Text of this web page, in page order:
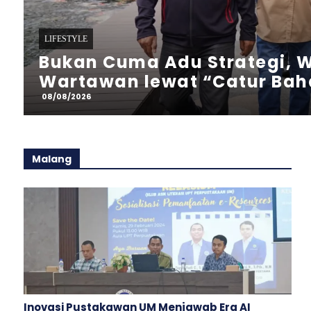
LIFESTYLE
Bukan Cuma Nonton! Wali
Gantung Jas Turun
08/08/2026
Malang
Inovasi Pustakawan UM Menjawab Era AI